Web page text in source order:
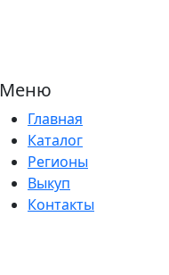
Меню
Главная
Каталог
Регионы
Выкуп
Контакты